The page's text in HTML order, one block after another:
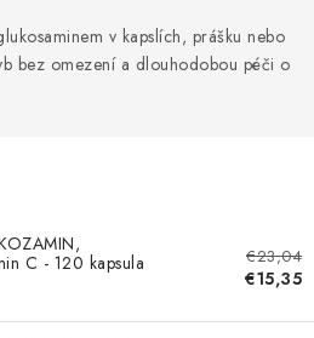
Kontakty
v kapslích, prášku nebo
bez omezení a dlouhodobou péči o
C - 120 kapsula
€23,04
€15,35